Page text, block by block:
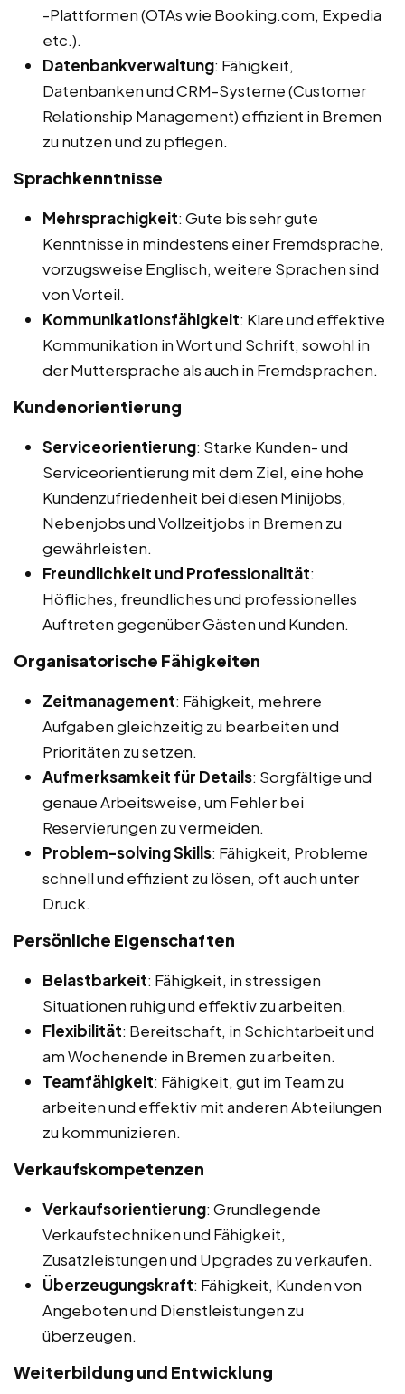
-Plattformen (OTAs wie Booking.com, Expedia
etc.).
Datenbankverwaltung: Fähigkeit,
Datenbanken und CRM-Systeme (Customer
Relationship Management) effizient in Bremen
zu nutzen und zu pflegen.
Sprachkenntnisse
Mehrsprachigkeit: Gute bis sehr gute
Kenntnisse in mindestens einer Fremdsprache,
vorzugsweise Englisch, weitere Sprachen sind
von Vorteil.
Kommunikationsfähigkeit: Klare und effektive
Kommunikation in Wort und Schrift, sowohl in
der Muttersprache als auch in Fremdsprachen.
Kundenorientierung
Serviceorientierung: Starke Kunden- und
Serviceorientierung mit dem Ziel, eine hohe
Kundenzufriedenheit bei diesen Minijobs,
Nebenjobs und Vollzeitjobs in Bremen zu
gewährleisten.
Freundlichkeit und Professionalität:
Höfliches, freundliches und professionelles
Auftreten gegenüber Gästen und Kunden.
Organisatorische Fähigkeiten
Zeitmanagement: Fähigkeit, mehrere
Aufgaben gleichzeitig zu bearbeiten und
Prioritäten zu setzen.
Aufmerksamkeit für Details: Sorgfältige und
genaue Arbeitsweise, um Fehler bei
Reservierungen zu vermeiden.
Problem-solving Skills: Fähigkeit, Probleme
schnell und effizient zu lösen, oft auch unter
Druck.
Persönliche Eigenschaften
Belastbarkeit: Fähigkeit, in stressigen
Situationen ruhig und effektiv zu arbeiten.
Flexibilität: Bereitschaft, in Schichtarbeit und
am Wochenende in Bremen zu arbeiten.
Teamfähigkeit: Fähigkeit, gut im Team zu
arbeiten und effektiv mit anderen Abteilungen
zu kommunizieren.
Verkaufskompetenzen
Verkaufsorientierung: Grundlegende
Verkaufstechniken und Fähigkeit,
Zusatzleistungen und Upgrades zu verkaufen.
Überzeugungskraft: Fähigkeit, Kunden von
Angeboten und Dienstleistungen zu
überzeugen.
Weiterbildung und Entwicklung